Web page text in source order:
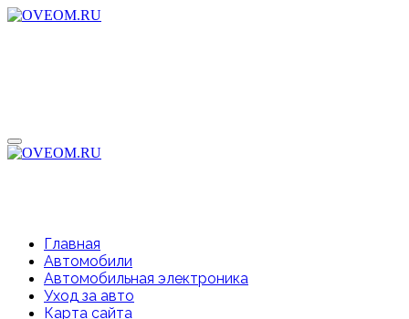
Перейти
Главная
Автомобили
Автомобильная электроника
Уход за авто
Карта сайта